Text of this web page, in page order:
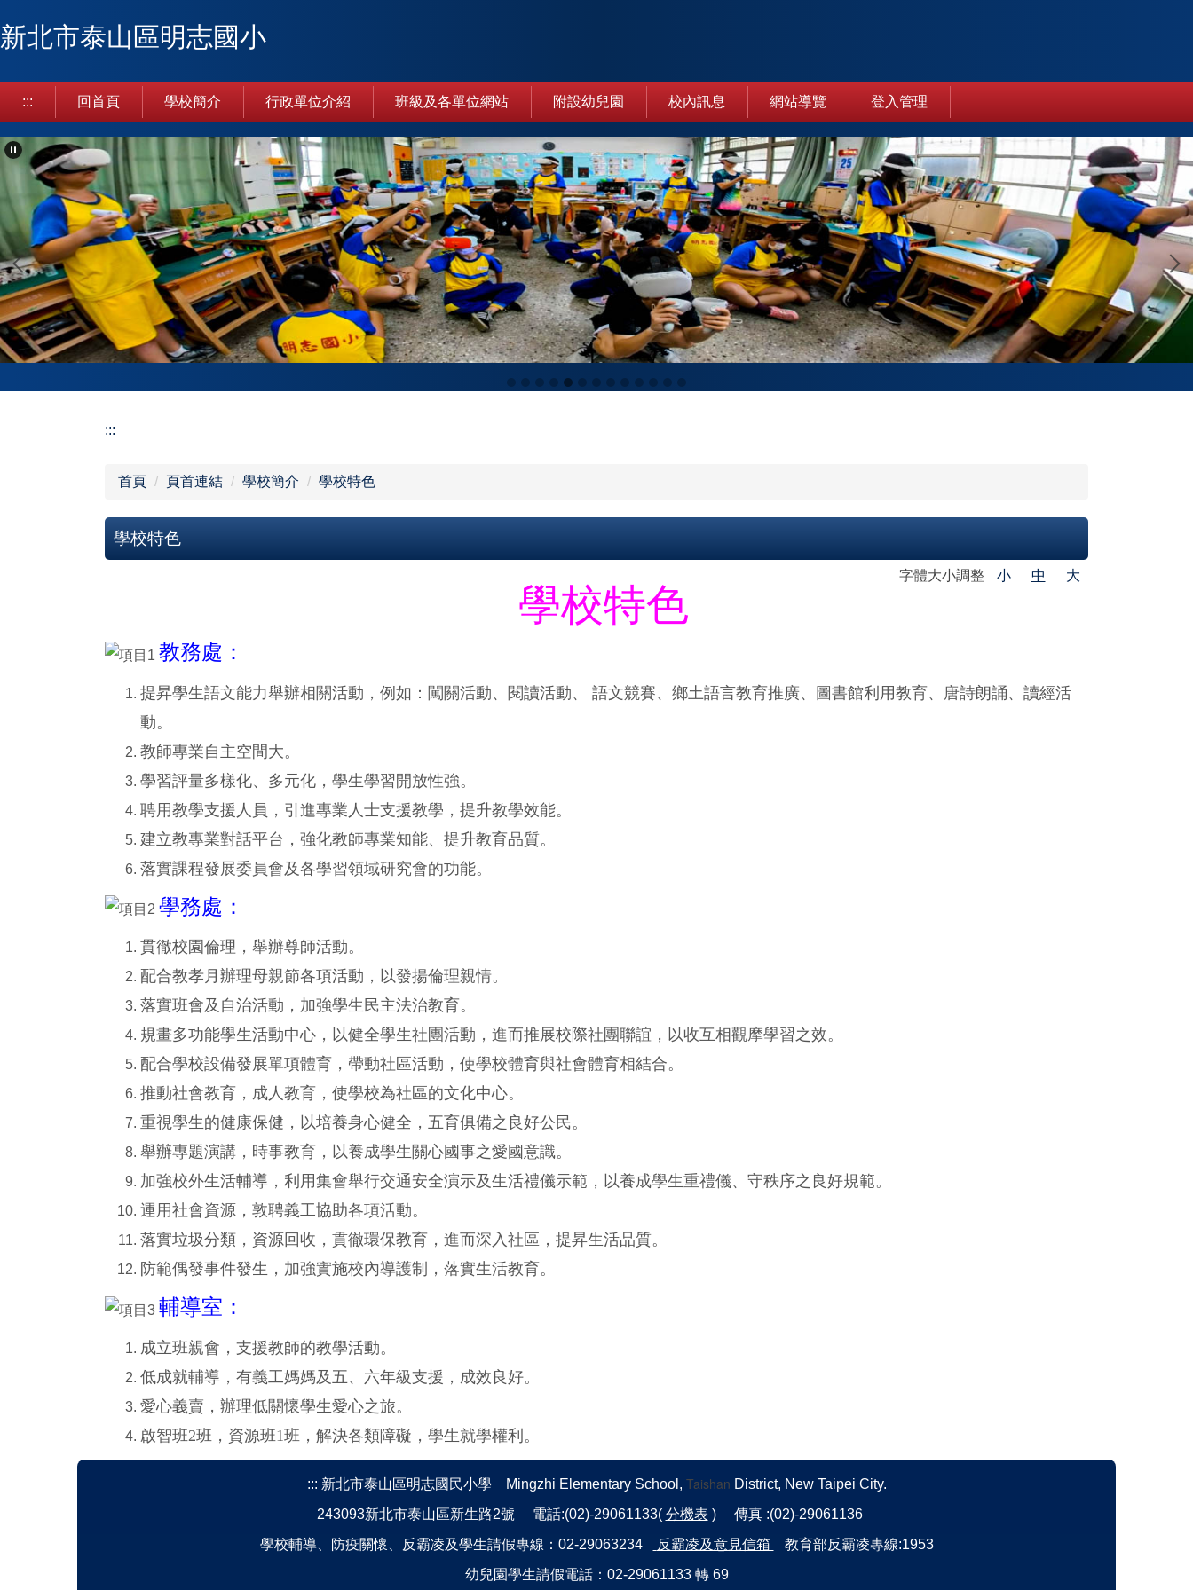
到
容
區
新北市泰山區明志國小
::: 回首頁 學校簡介 行政單位介紹 班級及各單位網站 附設幼兒園 校內訊息 網站導覽 登入管理
:::
首頁 頁首連結 學校簡介 學校特色
學校特色
字體大小調整 小 中 大
學校特色
教務處：
提昇學生語文能力舉辦相關活動，例如：闖關活動、閱讀活動、 語文競賽、鄉土語言教育推廣、圖書館利用教育、唐詩朗誦、讀經活
動。
教師專業自主空間大。
學習評量多樣化、多元化，學生學習開放性強。
聘用教學支援人員，引進專業人士支援教學，提升教學效能。
建立教專業對話平台，強化教師專業知能、提升教育品質。
落實課程發展委員會及各學習領域研究會的功能。
學務處：
貫徹校園倫理，舉辦尊師活動。
配合教孝月辦理母親節各項活動，以發揚倫理親情。
落實班會及自治活動，加強學生民主法治教育。
規畫多功能學生活動中心，以健全學生社團活動，進而推展校際社團聯誼，以收互相觀摩學習之效。
配合學校設備發展單項體育，帶動社區活動，使學校體育與社會體育相結合。
推動社會教育，成人教育，使學校為社區的文化中心。
重視學生的健康保健，以培養身心健全，五育俱備之良好公民。
舉辦專題演講，時事教育，以養成學生關心國事之愛國意識。
加強校外生活輔導，利用集會舉行交通安全演示及生活禮儀示範，以養成學生重禮儀、守秩序之良好規範。
運用社會資源，敦聘義工協助各項活動。
落實垃圾分類，資源回收，貫徹環保教育，進而深入社區，提昇生活品質。
防範偶發事件發生，加強實施校內導護制，落實生活教育。
輔導室：
成立班親會，支援教師的教學活動。
低成就輔導，有義工媽媽及五、六年級支援，成效良好。
愛心義賣，辦理低關懷學生愛心之旅。
啟智班2班，資源班1班，解決各類障礙，學生就學權利。
::: 新北市泰山區明志國民小學 Mingzhi Elementary School, Taishan District, New Taipei City.
243093新北市泰山區新生路2號 電話:(02)-29061133( 分機表 ) 傳真 :(02)-29061136
學校輔導、防疫關懷、反霸凌及學生請假專線：02-29063234
反霸凌及意見信箱
教育部反霸凌專線:1953
幼兒園學生請假電話：02-29061133 轉 69